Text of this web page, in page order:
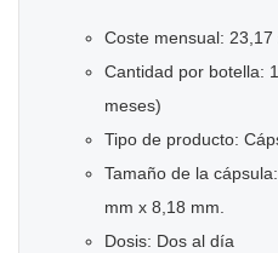
Coste mensual:
Cantidad por botella:
meses)
Tipo de producto:
Tamaño de la
mm x 8,18 mm.
Dosis: Dos al día